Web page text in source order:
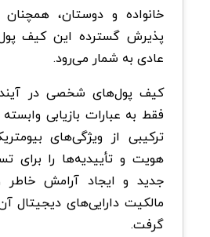
خانواده و دوستان،
پذیرش گسترده این کیف
عادی به شمار می‌رود.
کیف پول‌های شخصی در
فقط به عبارات بازیابی
ترکیبی از ویژگی‌های
هویت و تأییدیه‌ها را برای
جدید و ایجاد آرامش خاطر
مالکیت دارایی‌های دیجیتال
گرفت.